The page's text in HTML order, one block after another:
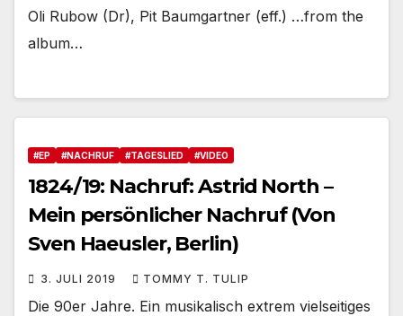
Oli Rubow (Dr), Pit Baumgartner (eff.) …from the
album…
#EP #NACHRUF #TAGESLIED #VIDEO
1824/19: Nachruf: Astrid North –
Mein persönlicher Nachruf (Von
Sven Haeusler, Berlin)
3. JULI 2019 TOMMY T. TULIP
Die 90er Jahre. Ein musikalisch extrem vielseitiges